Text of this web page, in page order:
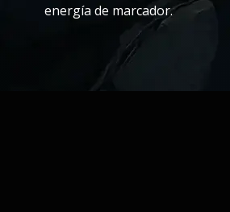
energía de marcador.